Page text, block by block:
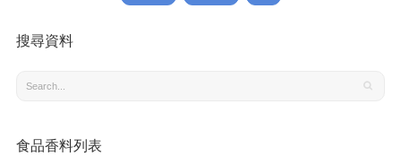
搜尋資料
食品香料列表